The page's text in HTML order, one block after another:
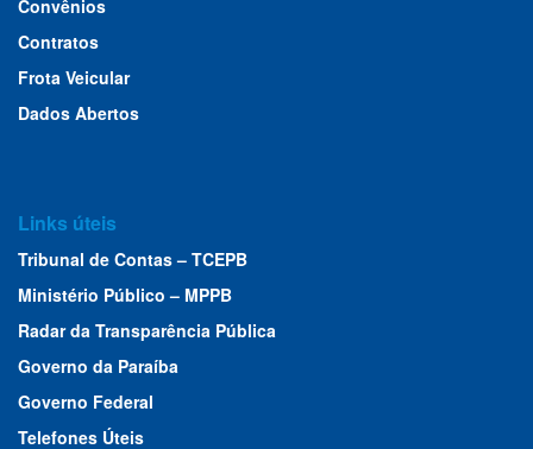
Convênios
Contratos
Frota Veicular
Dados Abertos
Links úteis
Tribunal de Contas – TCEPB
Ministério Público – MPPB
Radar da Transparência Pública
Governo da Paraíba
Governo Federal
Telefones Úteis